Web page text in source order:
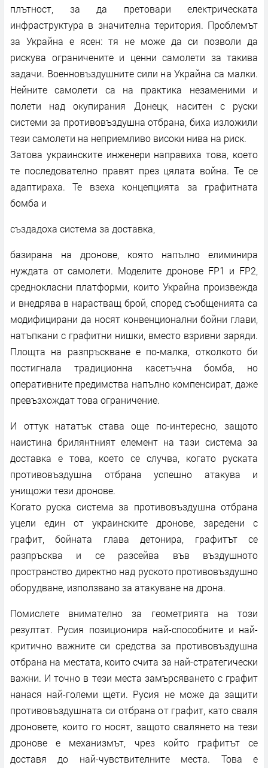
плътност, за да претовари електрическата
инфраструктура в значителна територия. Проблемът
за Украйна е ясен: тя не може да си позволи да
рискува ограничените и ценни самолети за такива
задачи. Военновъздушните сили на Украйна са малки.
Нейните самолети са на практика незаменими и
полети над окупирания Донецк, наситен с руски
системи за противовъздушна отбрана, биха изложили
тези самолети на неприемливо високи нива на риск.
Затова украинските инженери направиха това, което
те последователно правят през цялата война. Те се
адаптираха. Те взеха концепцията за графитната
бомба и
създадоха система за доставка,
базирана на дронове, която напълно елиминира
нуждата от самолети. Моделите дронове FP1 и FP2,
среднокласни платформи, които Украйна произвежда
и внедрява в нарастващ брой, според съобщенията са
модифицирани да носят конвенционални бойни глави,
натъпкани с графитни нишки, вместо взривни заряди.
Площта на разпръскване е по-малка, отколкото би
постигнала традиционна касетъчна бомба, но
оперативните предимства напълно компенсират, даже
превъзхождат това ограничение.
И оттук нататък става още по-интересно, защото
наистина брилянтният елемент на тази система за
доставка е това, което се случва, когато руската
противовъздушна отбрана успешно атакува и
унищожи тези дронове.
Когато руска система за противовъздушна отбрана
уцели един от украинските дронове, заредени с
графит, бойната глава детонира, графитът се
разпръсква и се разсейва във въздушното
пространство директно над руското противовъздушно
оборудване, използвано за атакуване на дрона.
Помислете внимателно за геометрията на този
резултат. Русия позиционира най-способните и най-
критично важните си средства за противовъздушна
отбрана на местата, които счита за най-стратегически
важни. И точно в тези места замърсяването с графит
нанася най-големи щети. Русия не може да защити
противовъздушната си отбрана от графит, като сваля
дроновете, които го носят, защото свалянето на тези
дронове е механизмът, чрез който графитът се
доставя до най-чувствителните места. Това е